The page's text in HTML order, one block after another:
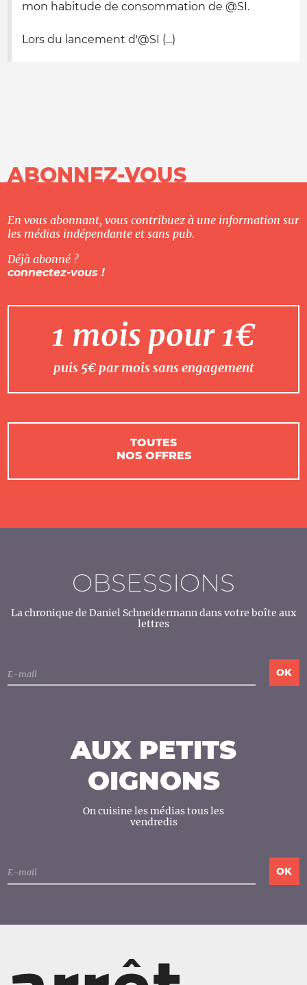
mon habitude de consommation de @SI.
Lors du lancement d'@SI (...)
ABONNEZ-VOUS
En vous abonnant, vous contribuez à une information sur
les médias indépendante et sans pub.
Déjà abonné ?
connectez-vous !
1 mois pour 1€
puis 5€ par mois sans engagement
TOUTES
NOS OFFRES
OBSESSIONS
La chronique de Daniel Schneidermann dans votre boîte aux
lettres
AUX PETITS
OIGNONS
On cuisine les médias tous les
vendredis